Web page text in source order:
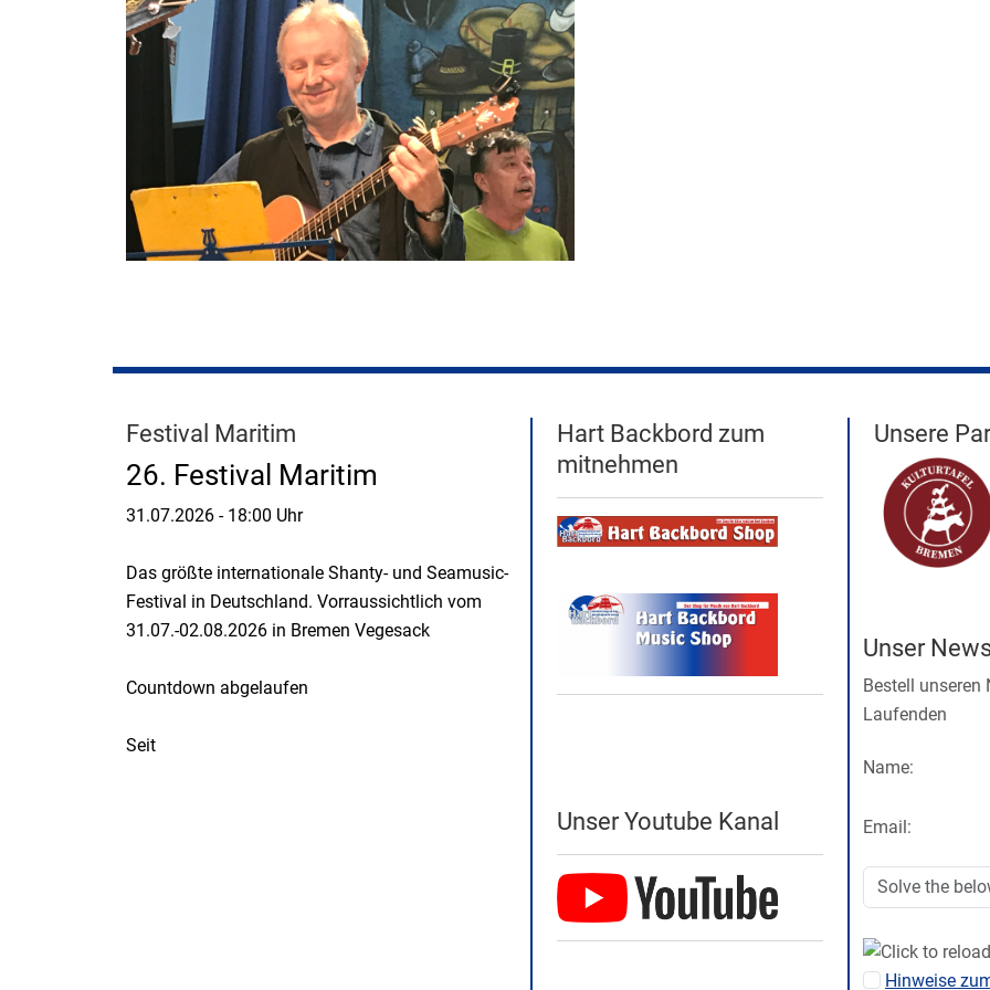
Festival Maritim
26. Festival Maritim
31.07.2026 - 18:00 Uhr
Das größte internationale Shanty- und Seamusic-
Festival in Deutschland. Vorraussichtlich vom
31.07.-02.08.2026 in Bremen Vegesack
Countdown abgelaufen
Seit
Hart Backbord zum
mitnehmen
Unser Youtube Kanal
Unsere
Unser
Bestell unseren
Laufenden
Name:
Email:
Hinweise